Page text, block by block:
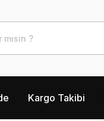
Kargo Takibi